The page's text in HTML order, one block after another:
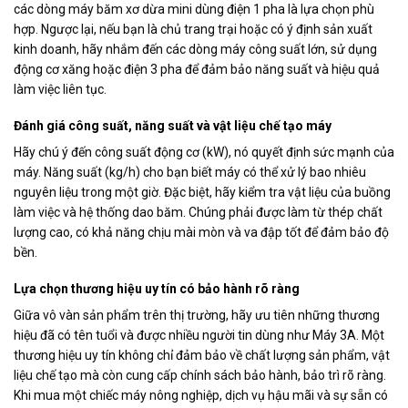
các dòng máy băm xơ dừa mini dùng điện 1 pha là lựa chọn phù
hợp. Ngược lại, nếu bạn là chủ trang trại hoặc có ý định sản xuất
kinh doanh, hãy nhắm đến các dòng máy công suất lớn, sử dụng
động cơ xăng hoặc điện 3 pha để đảm bảo năng suất và hiệu quả
làm việc liên tục.
Đánh giá công suất, năng suất và vật liệu chế tạo máy
Hãy chú ý đến công suất động cơ (kW), nó quyết định sức mạnh của
máy. Năng suất (kg/h) cho bạn biết máy có thể xử lý bao nhiêu
nguyên liệu trong một giờ. Đặc biệt, hãy kiểm tra vật liệu của buồng
làm việc và hệ thống dao băm. Chúng phải được làm từ thép chất
lượng cao, có khả năng chịu mài mòn và va đập tốt để đảm bảo độ
bền.
Lựa chọn thương hiệu uy tín có bảo hành rõ ràng
Giữa vô vàn sản phẩm trên thị trường, hãy ưu tiên những thương
hiệu đã có tên tuổi và được nhiều người tin dùng như Máy 3A. Một
thương hiệu uy tín không chỉ đảm bảo về chất lượng sản phẩm, vật
liệu chế tạo mà còn cung cấp chính sách bảo hành, bảo trì rõ ràng.
Khi mua một chiếc máy nông nghiệp, dịch vụ hậu mãi và sự sẵn có